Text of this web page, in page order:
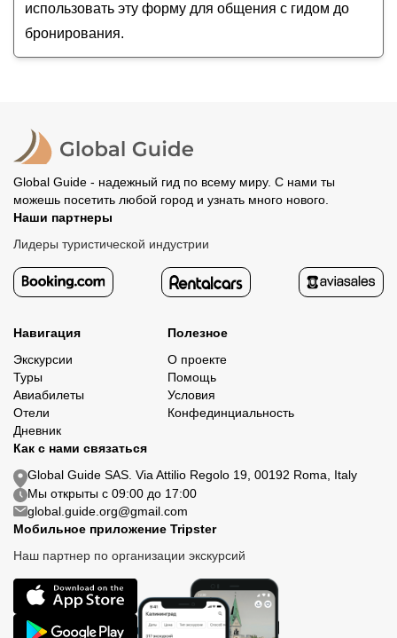
использовать эту форму для общения с гидом до
бронирования.
Global Guide - надежный гид по всему миру. С нами ты
можешь посетить любой город и узнать много нового.
Наши партнеры
Лидеры туристической индустрии
Навигация
Экскурсии
Туры
Авиабилеты
Отели
Дневник
Полезное
О проекте
Помощь
Условия
Конфединциальность
Как с нами связаться
Global Guide SAS. Via Attilio Regolo 19, 00192 Roma, Italy
Мы открыты с 09:00 до 17:00
global.guide.org@gmail.com
Мобильное приложение Tripster
Наш партнер по организации экскурсий